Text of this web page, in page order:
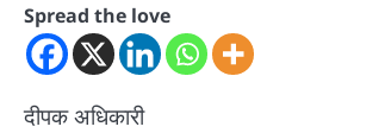
Spread the love
दीपक अधिकारी